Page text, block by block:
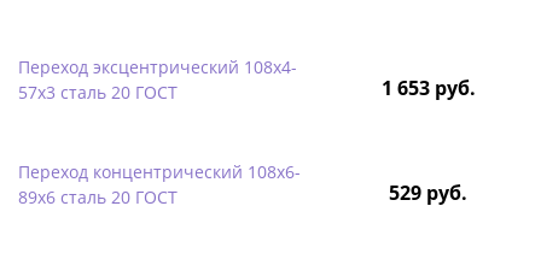
Переход эксцентрический 108х4-
57х3 сталь 20 ГОСТ
1 653 руб.
Переход концентрический 108х6-
89х6 сталь 20 ГОСТ
529 руб.